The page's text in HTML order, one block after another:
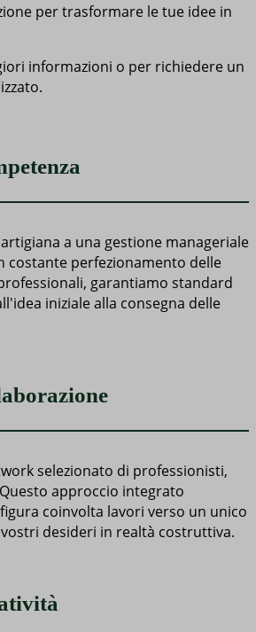
per trasformare le tue idee in
informazioni o per richiedere un
artigiana a una gestione manageriale
costante perfezionamento delle
garantiamo standard
iniziale alla consegna delle
selezionato di professionisti,
approccio integrato
coinvolta lavori verso un unico
desideri in realtà costruttiva.